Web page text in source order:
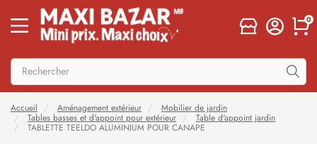
0
Accueil Aménagement extérieur
Mobilier de jardin
Tables basses et d'appoint pour extérieur
Table d'appoint jardin
TABLETTE TEELDO ALUMINIUM POUR CANAPE